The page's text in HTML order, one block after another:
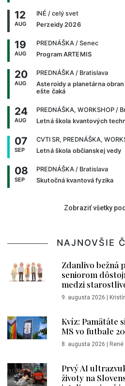
12
AUG
INÉ / celý svet
Perzeidy 2026
19
AUG
PREDNÁŠKA / Senec
Program ARTEMIS
20
AUG
PREDNÁŠKA / Bratislava
Asteroidy a planetárna
ešte čaká
24
AUG
PREDNÁŠKA, WORKSHOP /
Letná škola kvantových
07
SEP
CVTI SR, PREDNÁŠKA,
Letná škola občianskej vedy
08
SEP
PREDNÁŠKA / Bratislava
Skutočná kvantová fyzika
Zobraziť všetky
NAJNOVŠIE
Zdanlivo bežná
seniorom
medzi
9. augusta 2026
Kvíz: Pamätáte
MS vo futbale
8. augusta 2026
Prvý AI
životy na